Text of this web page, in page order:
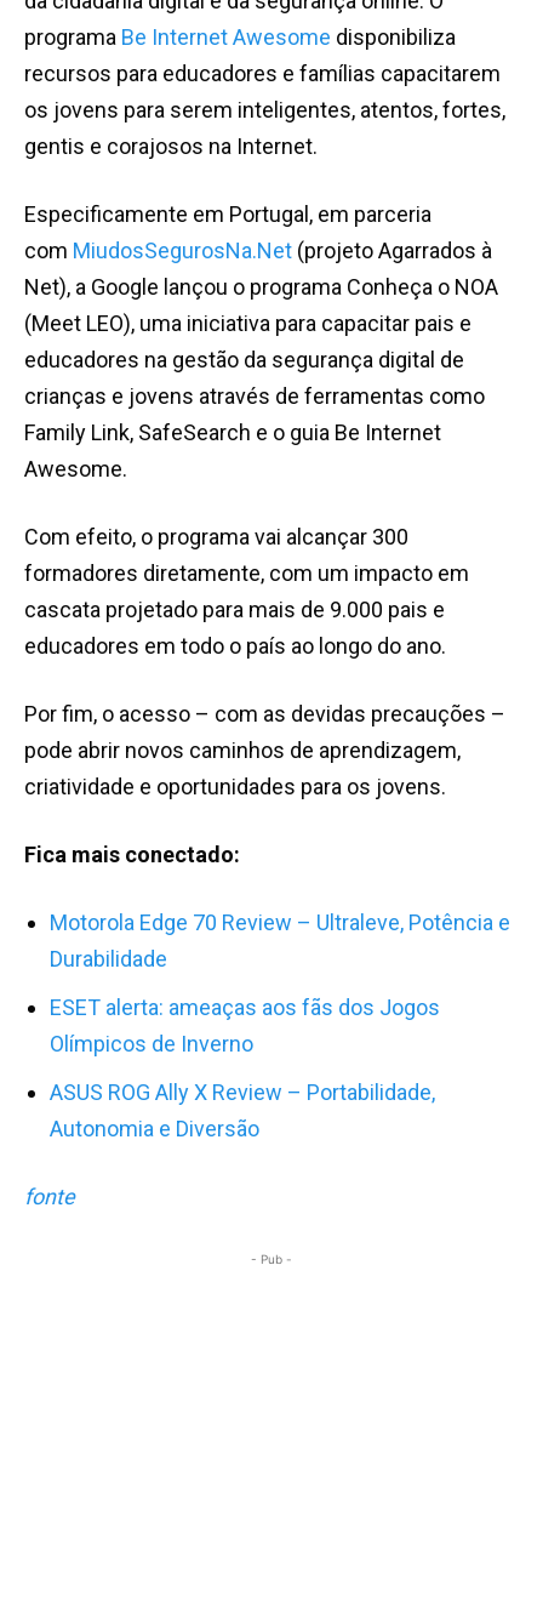
programa Be Internet Awesome disponibiliza
recursos para educadores e famílias capacitarem
os jovens para serem inteligentes, atentos, fortes,
gentis e corajosos na Internet.
Especificamente em Portugal, em parceria
com MiudosSegurosNa.Net (projeto Agarrados à
Net), a Google lançou o programa Conheça o NOA
(Meet LEO), uma iniciativa para capacitar pais e
educadores na gestão da segurança digital de
crianças e jovens através de ferramentas como
Family Link, SafeSearch e o guia Be Internet
Awesome.
Com efeito, o programa vai alcançar 300
formadores diretamente, com um impacto em
cascata projetado para mais de 9.000 pais e
educadores em todo o país ao longo do ano.
Por fim, o acesso – com as devidas precauções –
pode abrir novos caminhos de aprendizagem,
criatividade e oportunidades para os jovens.
Fica mais conectado:
Motorola Edge 70 Review – Ultraleve, Potência e
Durabilidade
ESET alerta: ameaças aos fãs dos Jogos
Olímpicos de Inverno
ASUS ROG Ally X Review – Portabilidade,
Autonomia e Diversão
fonte
- Pub -